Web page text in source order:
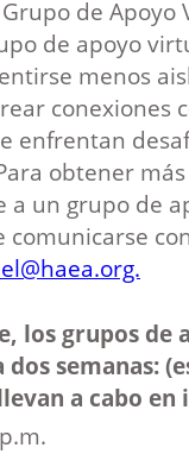
de Apoyo
de apoyo
menos
conexiones
enfrentan
obtener
a un grupo de
comunicarse
los grupos de
semanas:
a cabo en